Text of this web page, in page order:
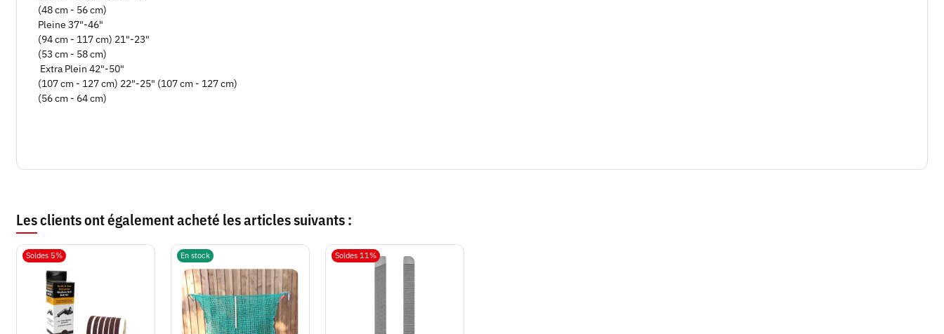
(48 cm - 56 cm)
Pleine 37"-46"
(94 cm - 117 cm) 21"-23"
(53 cm - 58 cm)
Extra Plein 42"-50"
(107 cm - 127 cm) 22"-25" (107 cm - 127 cm)
(56 cm - 64 cm)
Les clients ont également acheté les articles suivants :
Soldes 5% En stock Soldes 11%